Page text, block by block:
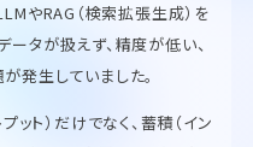
やRAG（検索拡張生成）を
タが扱えず、精度が低い、
発生していました。
ト）だけでなく、蓄積（イン